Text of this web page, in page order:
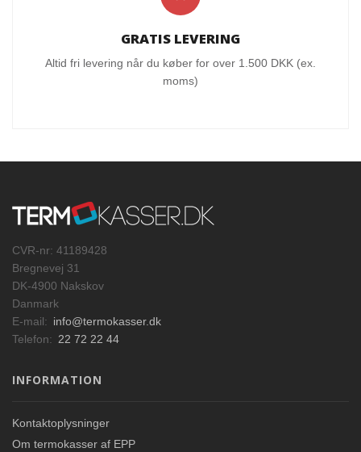
GRATIS LEVERING
Altid fri levering når du køber for over 1.500 DKK (ex.
moms)
CVR-nr: 41189428
Bregnevej 31
DK-4900 Nakskov
Danmark
E-mail: info@termokasser.dk
Telefon: 22 72 22 44
INFORMATION
Kontaktoplysninger
Om termokasser af EPP